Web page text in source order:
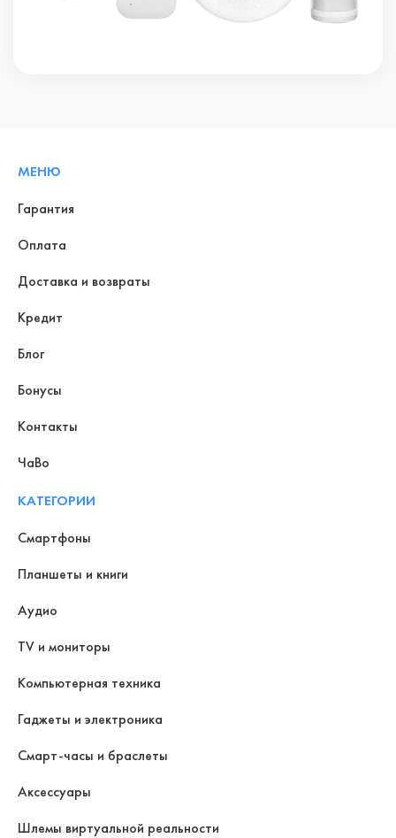
МЕНЮ
Гарантия
Оплата
Доставка и возвраты
Кредит
Блог
Бонусы
Контакты
ЧаВо
КАТЕГОРИИ
Смартфоны
Планшеты и книги
Аудио
TV и мониторы
Компьютерная техника
Гаджеты и электроника
Смарт-часы и браслеты
Аксессуары
Шлемы виртуальной реальности